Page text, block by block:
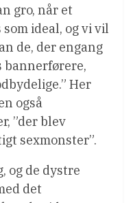
gro, når et
ideal, og vi vil
de, der engang
bannerførere,
Her
også
”der blev
sexmonster”.
og de dystre
det